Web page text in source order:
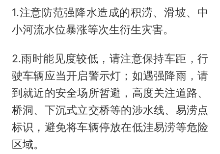
1.注意防范强降水造成的积涝、滑坡、中
小河流水位暴涨等次生衍生灾害。
2.雨时能见度较低，请注意保持车距，行
驶车辆应当开启警示灯；如遇强降雨，请
到就近的安全场所暂避，高度关注道路、
桥洞、下沉式立交桥等的涉水线、易涝点
标识，避免将车辆停放在低洼易涝等危险
区域。